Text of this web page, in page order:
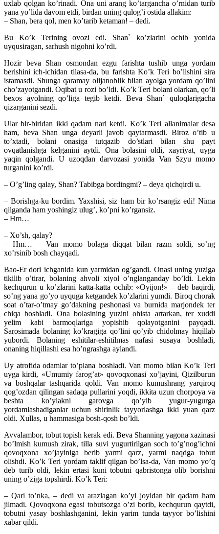
uxlab qolgan ko’rinadi. Ona uni arang ko’targancha o’rnidan turib
yana yo’lida davom etdi, birdan uning qulog’i ostida allakim:
– Shan, bera qol, men ko’tarib ketaman! – dedi.
Bu Ko’k Terining ovozi edi. Shan` ko’zlarini ochib yonida
uyqusiragan, sarhush nigohni ko’rdi.
Hozir beva Shan osmondan ezgu farishta tushib unga yordam
berishini ich-ichidan tilasa-da, bu farishta Ko’k Teri bo’lishini sira
istamasdi. Shunga qaramay olijanoblik bilan ayolga yordam qo’lini
cho’zayotgandi. Oqibat u rozi bo’ldi. Ko’k Teri bolani olarkan, qo’li
bexos ayolning qo’liga tegib ketdi. Beva Shan` quloqlarigacha
qizarganini sezdi.
Ular bir-biridan ikki qadam nari ketdi. Ko’k Teri allanimalar desa
ham, beva Shan unga deyarli javob qaytarmasdi. Biroz o’tib u
to’xtadi, bolani onasiga tutqazib do’stlari bilan shu payt
ovqatlanishga kelganini aytdi. Ona bolasini oldi, xayriyat, uyga
yaqin qolgandi. U uzoqdan darvozasi yonida Van Szyu momo
turganini ko’rdi.
– O’g’ling qalay, Shan? Tabibga bordingmi? – deya qichqirdi u.
– Borishga-ku bordim. Yaxshisi, siz ham bir ko’rsangiz edi! Nima
qilganda ham yoshingiz ulug’, ko’pni ko’rgansiz.
– Hm…
– Xo’sh, qalay?
– Hm… – Van momo bolaga diqqat bilan razm soldi, so’ng
xo’rsinib bosh chayqadi.
Bao-Er dori ichganida kun yarmidan og’gandi. Onasi uning yuziga
tikilib o’tirar, bolaning ahvoli xiyol o’nglanganday bo’ldi. Lekin
kechqurun u ko’zlarini katta-katta ochib: «Oyijon!» – deb baqirdi,
so’ng yana go’yo uyquga ketgandek ko’zlarini yumdi. Biroq chorak
soat o’tar-o’tmay go’dakning peshonasi va burnida marjondek ter
chiqa boshladi. Ona bolasining yuzini ohista artarkan, ter xuddi
yelim kabi barmoqlariga yopishib qolayotganini payqadi.
Sarosimada bolaning ko’kragiga qo’lini qo’yib chidolmay hiqillab
yubordi. Bolaning eshitilar-eshitilmas nafasi susaya boshladi,
onaning hiqillashi esa ho’ngrashga aylandi.
Uy atrofida odamlar to’plana boshladi. Van momo bilan Ko’k Teri
uyga kirdi, «Umumiy farog’at» qovoqxonasi xo’jayini, Qizilburun
va boshqalar tashqarida qoldi. Van momo kumushrang yarqiroq
qog’ozdan qilingan sadaqa pullarini yoqdi, ikkita uzun chorpoya va
beshta ko’ylakni garovga qo’yib yugur-yugurga
yordamlashadiganlar uchun shirinlik tayyorlashga ikki yuan qarz
oldi. Xullas, u hammasiga bosh-qosh bo’ldi.
Avvalambor, tobut topish kerak edi. Beva Shanning yagona xazinasi
bo’lmish kumush zirak, tilla suvi yugurtirilgan soch to’g’nog’ichni
qovoqxona xo’jayiniga berib yarmi qarz, yarmi naqdga tobut
olishdi. Ko’k Teri yordam taklif qilgan bo’lsa-da, Van momo yo’q
deb turib oldi, lekin ertasi kuni tobutni qabristonga olib borishni
uning o’ziga topshirdi. Ko’k Teri:
– Qari to’nka, – dedi va arazlagan ko’yi joyidan bir qadam ham
jilmadi. Qovoqxona egasi tobutsozga o’zi borib, kechqurun qaytdi,
tobutni yasay boshlashganini, lekin yarim tunda tayyor bo’lishini
xabar qildi.